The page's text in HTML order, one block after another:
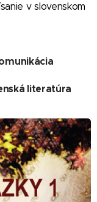
v slovenskom
literatúra